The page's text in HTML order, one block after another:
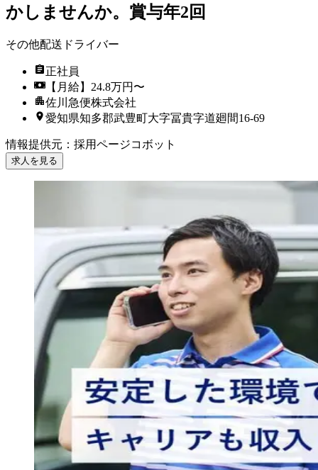
かしませんか。賞与年2回
その他配送ドライバー
正社員
【月給】24.8万円〜
佐川急便株式会社
愛知県知多郡武豊町大字冨貴字道廻間16-69
情報提供元 ： 採用ページコボット
求人を見る